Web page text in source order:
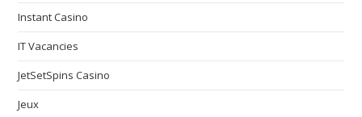
Instant Casino
IT Vacancies
JetSetSpins Casino
Jeux